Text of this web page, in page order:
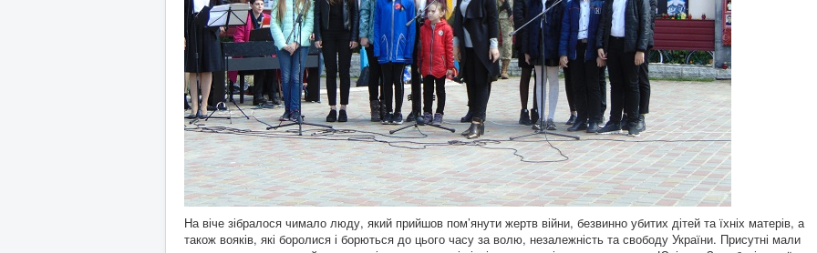
На віче зібралося чимало люду, який прийшов пом’янути жертв війни, безвинно убитих дітей та їхніх матерів, а
також вояків, які боролися і борються до цього часу за волю, незалежність та свободу України. Присутні мали